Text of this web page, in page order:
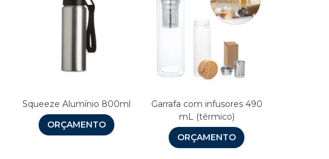
Squeeze Alumínio 800ml
ORÇAMENTO
Garrafa com infusores 490
mL (térmico)
ORÇAMENTO